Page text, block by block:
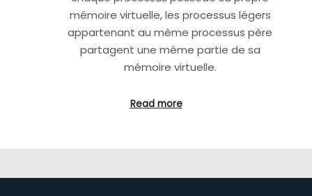
mémoire virtuelle, les processus légers
appartenant au mème processus père
partagent une mème partie de sa
mémoire virtuelle.
Read more